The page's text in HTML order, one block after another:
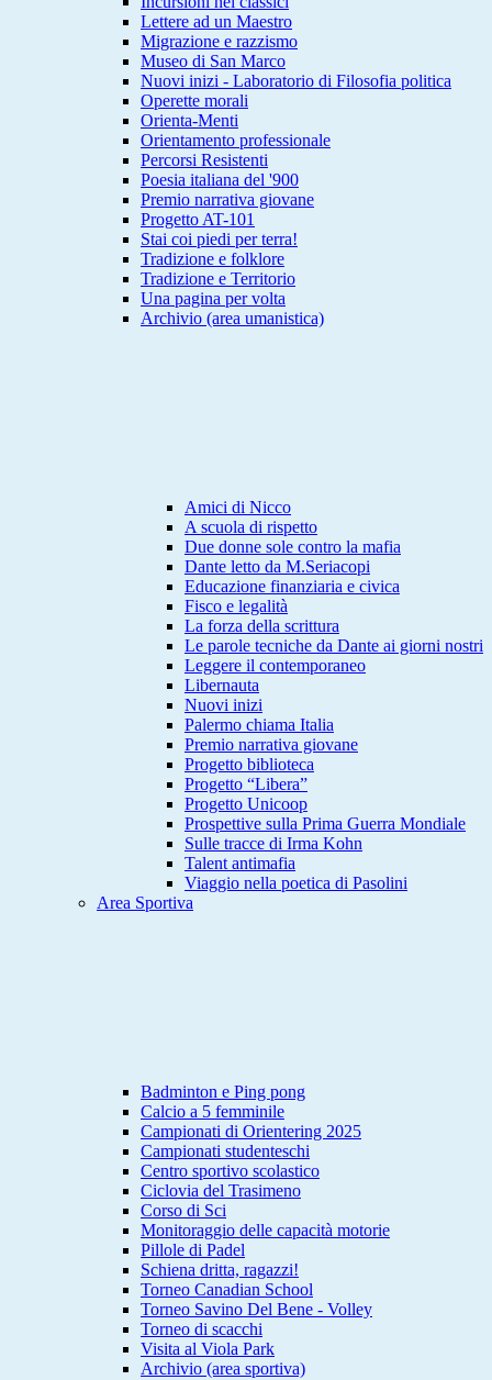
Lettere ad un Maestro
Migrazione e razzismo
Museo di San Marco
Nuovi inizi - Laboratorio di Filosofia politica
Operette morali
Orienta-Menti
Orientamento professionale
Percorsi Resistenti
Poesia italiana del '900
Premio narrativa giovane
Progetto AT-101
Stai coi piedi per terra!
Tradizione e folklore
Tradizione e Territorio
Una pagina per volta
Archivio (area umanistica)
Amici di Nicco
A scuola di rispetto
Due donne sole contro la mafia
Dante letto da M.Seriacopi
Educazione finanziaria e civica
Fisco e legalità
La forza della scrittura
Le parole tecniche da Dante ai giorni nostri
Leggere il contemporaneo
Libernauta
Nuovi inizi
Palermo chiama Italia
Premio narrativa giovane
Progetto biblioteca
Progetto “Libera”
Progetto Unicoop
Prospettive sulla Prima Guerra Mondiale
Sulle tracce di Irma Kohn
Talent antimafia
Viaggio nella poetica di Pasolini
Area Sportiva
Badminton e Ping pong
Calcio a 5 femminile
Campionati di Orientering 2025
Campionati studenteschi
Centro sportivo scolastico
Ciclovia del Trasimeno
Corso di Sci
Monitoraggio delle capacità motorie
Pillole di Padel
Schiena dritta, ragazzi!
Torneo Canadian School
Torneo Savino Del Bene - Volley
Torneo di scacchi
Visita al Viola Park
Archivio (area sportiva)